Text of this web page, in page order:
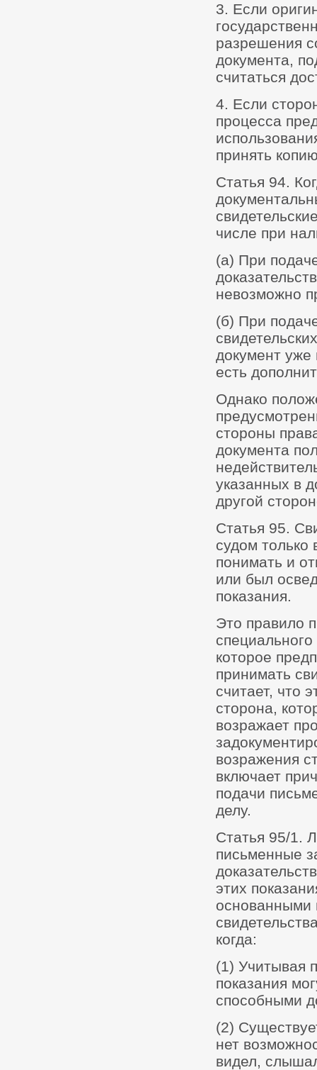
3. Если
разрешения
документа,
считаться
4. Если
процесса
принять
Статья 94.
числе при
(а) При
невозможно
(б) При
документ уже
есть
Однако
стороны
документа
указанных в
другой
Статья 95.
судом только
понимать и
или был
показания.
Это правило
которое
принимать
считает, что
сторона,
возражает
возражения
включает
подачи
делу.
Статья 95/1.
письменные
этих
основанными
когда:
(1) Учитывая
показания
способными
(2)
нет
видел,